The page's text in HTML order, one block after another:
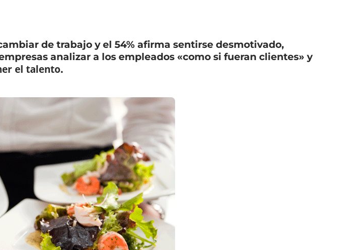
de trabajo y el 54% afirma sentirse desmotivado,
analizar a los empleados «como si fueran clientes» y
el talento.